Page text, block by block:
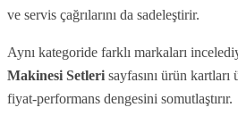
ve servis çağrılarını da sadeleştirir.
Aynı kategoride farklı markaları
Makinesi Setleri sayfasını ürün
fiyat-performans dengesini somutlaştırır.